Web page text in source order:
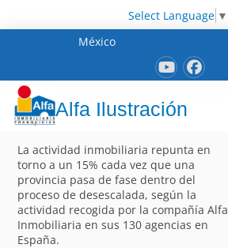
Select Language ▼
México
Alfa Ilustración
La actividad inmobiliaria repunta en
torno a un 15% cada vez que una
provincia pasa de fase dentro del
proceso de desescalada, según la
actividad recogida por la compañía Alfa
Inmobiliaria en sus 130 agencias en
España.